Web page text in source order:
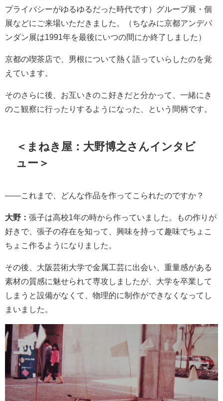
プライバシーがゆるゆるだった時代です）グループ展・個
展などにご来場いただきました。（ちなみに京都アンデパ
ンダン展は1991年を最後にいつの間にか終了しました）
京都の喫茶店で、男根について熱く語っていらしたのを覚
えています。
そのさらに後、お互いきのこ好きだと分かって、一緒にき
のこ観察に行ったりするようになった、という間柄です。
＜まねき屋：大野博之さんインタビ
ュー＞
――これまで、どんな作品を作ってこられたのですか？
大野： 張子は高校1年の時から作っていました。もの作りが
好きで、張子の存在を知って、興味を持って趣味でちょこ
ちょこ作るようになりました。
その後、大阪芸術大学で金属工芸に出会い、重量感がある
素材の質感に魅せられて専攻しましたが、大学を卒業して
しまうと設備がなくて、物理的に制作ができなくなってし
まいました。